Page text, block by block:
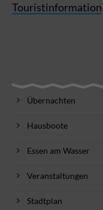
Touristinformation
Übernachten
Hausboote
Essen am Wasser
Veranstaltungen
Stadtplan